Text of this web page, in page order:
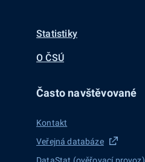
Statistiky
O ČSÚ
Často navštěvované
Kontakt
Veřejná databáze